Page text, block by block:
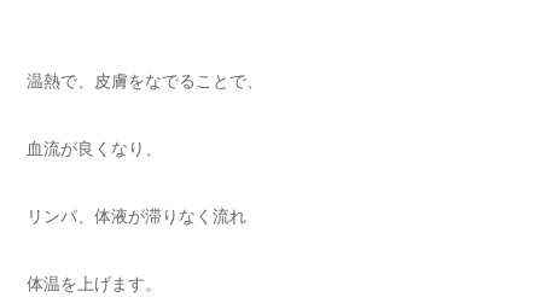
温熱で、皮膚をなでることで、
血流が良くなり、
リンパ、体液が滞りなく流れ
体温を上げます。